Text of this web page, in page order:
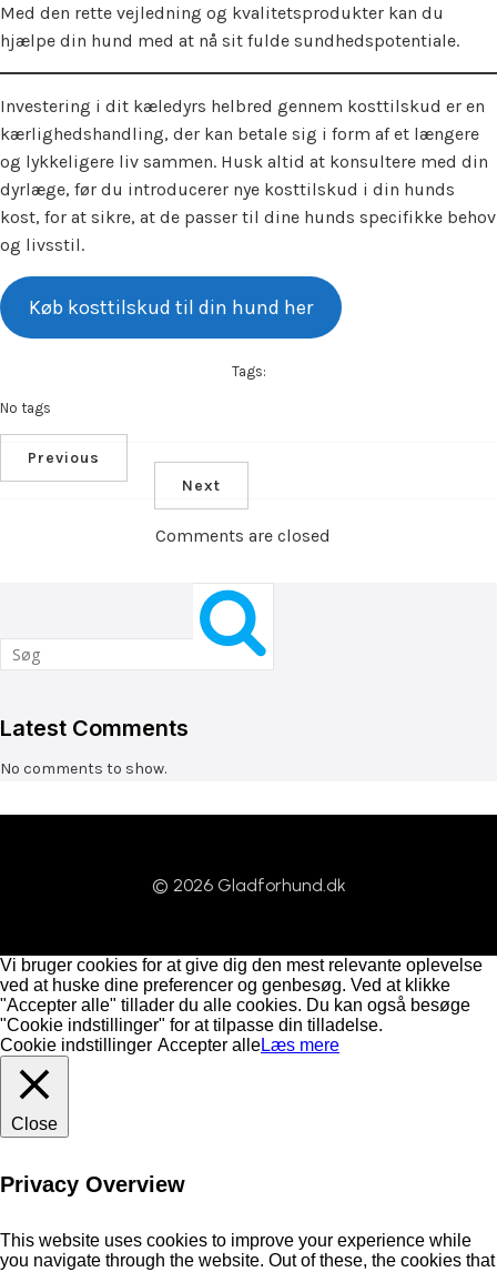
Med den rette vejledning og kvalitetsprodukter kan du
hjælpe din hund med at nå sit fulde sundhedspotentiale.
Investering i dit kæledyrs helbred gennem kosttilskud er en
kærlighedshandling, der kan betale sig i form af et længere
og lykkeligere liv sammen. Husk altid at konsultere med din
dyrlæge, før du introducerer nye kosttilskud i din hunds
kost, for at sikre, at de passer til dine hunds specifikke behov
og livsstil.
Køb kosttilskud til din hund her
Tags:
No tags
Previous
Next
Comments are closed
Latest Comments
No comments to show.
© 2026 Gladforhund.dk
Vi bruger cookies for at give dig den mest relevante oplevelse
ved at huske dine preferencer og genbesøg. Ved at klikke
"Accepter alle" tillader du alle cookies. Du kan også besøge
"Cookie indstillinger" for at tilpasse din tilladelse.
Cookie indstillinger Accepter alleLæs mere
Close
Privacy Overview
This website uses cookies to improve your experience while
you navigate through the website. Out of these, the cookies that